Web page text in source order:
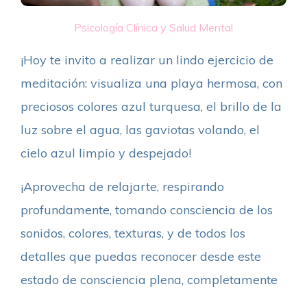
Psicología Clínica y Salud Mental
¡Hoy te invito a realizar un lindo ejercicio de
meditación: visualiza una playa hermosa, con
preciosos colores azul turquesa, el brillo de la
luz sobre el agua, las gaviotas volando, el
cielo azul limpio y despejado!
¡Aprovecha de relajarte, respirando
profundamente, tomando consciencia de los
sonidos, colores, texturas, y de todos los
detalles que puedas reconocer desde este
estado de consciencia plena, completamente